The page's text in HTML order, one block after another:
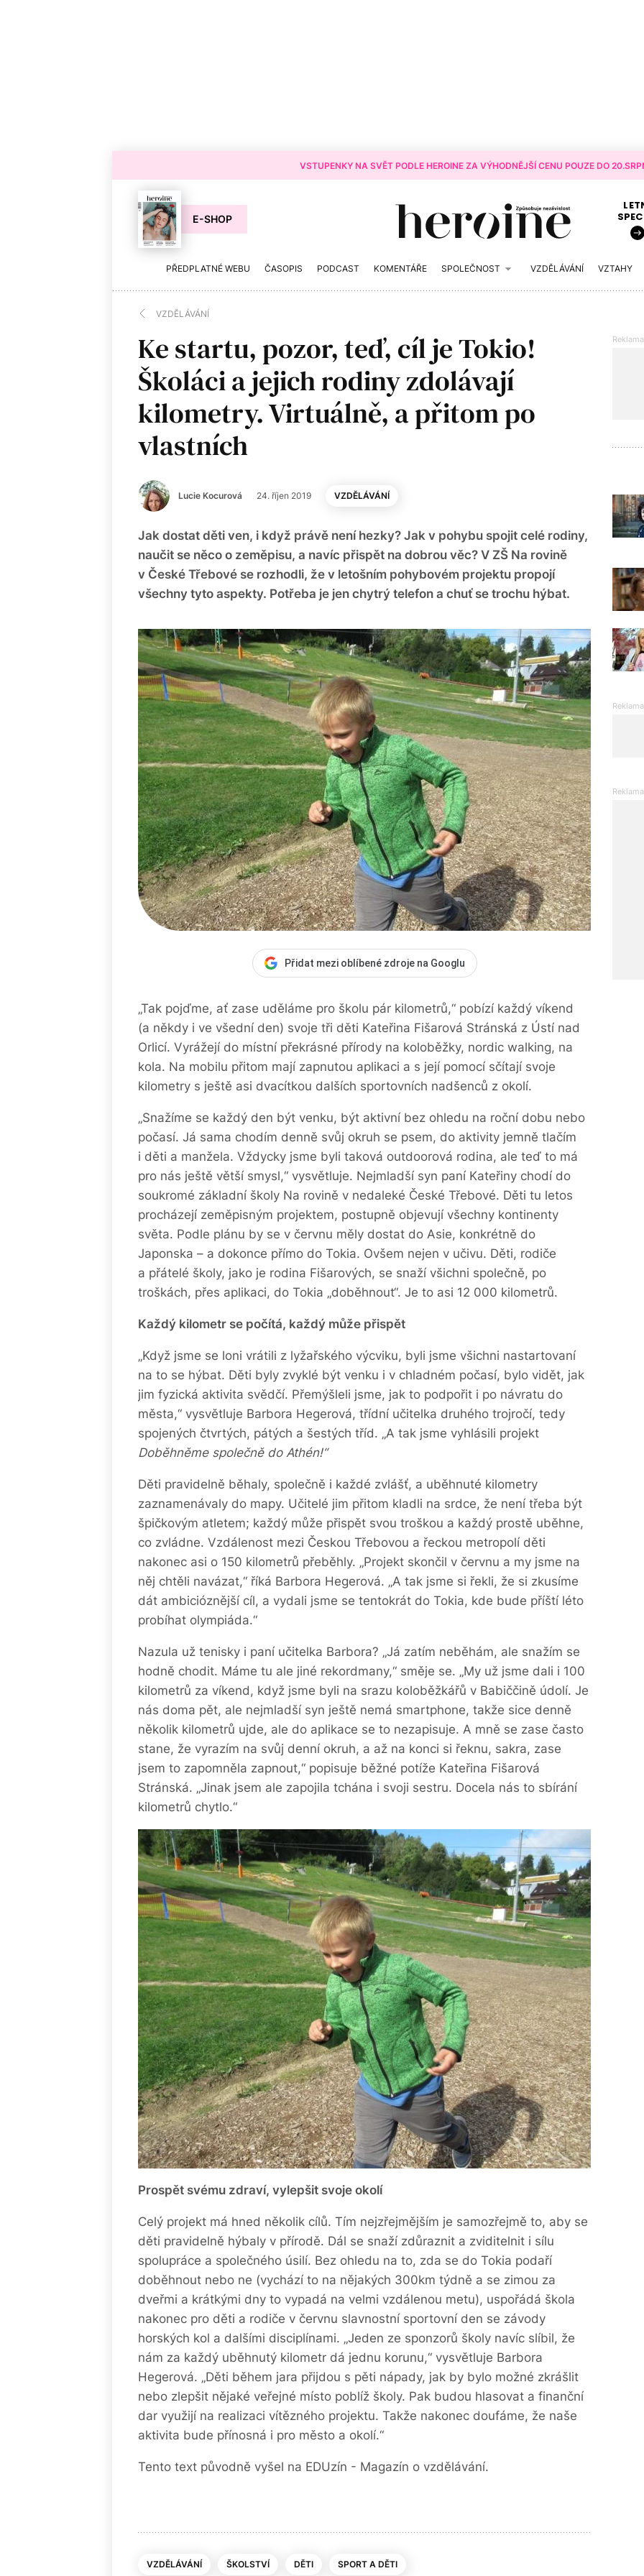
VSTUPENKY NA SVĚT PODLE HEROINE ZA VÝHODNĚJŠÍ CENU POUZE DO
E-SHOP
PŘEDPLATNÉ WEBU ČASOPIS PODCAST KOMENTÁŘE SPOLEČNOST VZDĚLÁVÁNÍ VZTAHY
VZDĚLÁVÁNÍ
Ke startu, pozor, teď, cíl je Tokio!
Školáci a jejich rodiny zdolávají
kilometry. Virtuálně, a přitom po
vlastních
Lucie Kocurová 24. říjen 2019 VZDĚLÁVÁNÍ
Jak dostat děti ven, i když právě není hezky? Jak v pohybu spojit celé rodiny,
naučit se něco o zeměpisu, a navíc přispět na dobrou věc? V ZŠ Na rovině
v České Třebové se rozhodli, že v letošním pohybovém projektu propojí
všechny tyto aspekty. Potřeba je jen chytrý telefon a chuť se trochu hýbat.
Přidat mezi oblíbené zdroje na Googlu
„Tak pojďme, ať zase uděláme pro školu pár kilometrů,“ pobízí každý víkend
(a někdy i ve všední den) svoje tři děti Kateřina Fišarová Stránská z Ústí nad
Orlicí. Vyrážejí do místní překrásné přírody na koloběžky, nordic walking, na
kola. Na mobilu přitom mají zapnutou aplikaci a s její pomocí sčítají svoje
kilometry s ještě asi dvacítkou dalších sportovních nadšenců z okolí.
„Snažíme se každý den být venku, být aktivní bez ohledu na roční dobu nebo
počasí. Já sama chodím denně svůj okruh se psem, do aktivity jemně tlačím
i děti a manžela. Vždycky jsme byli taková outdoorová rodina, ale teď to má
pro nás ještě větší smysl,“ vysvětluje. Nejmladší syn paní Kateřiny chodí do
soukromé základní školy Na rovině v nedaleké České Třebové. Děti tu letos
procházejí zeměpisným projektem, postupně objevují všechny kontinenty
světa. Podle plánu by se v červnu měly dostat do Asie, konkrétně do
Japonska – a dokonce přímo do Tokia. Ovšem nejen v učivu. Děti, rodiče
a přátelé školy, jako je rodina Fišarových, se snaží všichni společně, po
troškách, přes aplikaci, do Tokia „doběhnout“. Je to asi 12 000 kilometrů.
Každý kilometr se počítá, každý může přispět
„Když jsme se loni vrátili z lyžařského výcviku, byli jsme všichni nastartovaní
na to se hýbat. Děti byly zvyklé být venku i v chladném počasí, bylo vidět, jak
jim fyzická aktivita svědčí. Přemýšleli jsme, jak to podpořit i po návratu do
města,“ vysvětluje Barbora Hegerová, třídní učitelka druhého trojročí, tedy
spojených čtvrtých, pátých a šestých tříd. „A tak jsme vyhlásili projekt
Doběhněme společně do Athén!“
Děti pravidelně běhaly, společně i každé zvlášť, a uběhnuté kilometry
zaznamenávaly do mapy. Učitelé jim přitom kladli na srdce, že není třeba být
špičkovým atletem; každý může přispět svou troškou a každý prostě uběhne,
co zvládne. Vzdálenost mezi Českou Třebovou a řeckou metropolí děti
nakonec asi o 150 kilometrů přeběhly. „Projekt skončil v červnu a my jsme na
něj chtěli navázat,“ říká Barbora Hegerová. „A tak jsme si řekli, že si zkusíme
dát ambicióznější cíl, a vydali jsme se tentokrát do Tokia, kde bude příští léto
probíhat olympiáda.“
Nazula už tenisky i paní učitelka Barbora? „Já zatím neběhám, ale snažím se
hodně chodit. Máme tu ale jiné rekordmany,“ směje se. „My už jsme dali i 100
kilometrů za víkend, když jsme byli na srazu koloběžkářů v Babiččině údolí. Je
nás doma pět, ale nejmladší syn ještě nemá smartphone, takže sice denně
několik kilometrů ujde, ale do aplikace se to nezapisuje. A mně se zase často
stane, že vyrazím na svůj denní okruh, a až na konci si řeknu, sakra, zase
jsem to zapomněla zapnout,“ popisuje běžné potíže Kateřina Fišarová
Stránská. „Jinak jsem ale zapojila tchána i svoji sestru. Docela nás to sbírání
kilometrů chytlo.“
Prospět svému zdraví, vylepšit svoje okolí
Celý projekt má hned několik cílů. Tím nejzřejmějším je samozřejmě to, aby se
děti pravidelně hýbaly v přírodě. Dál se snaží zdůraznit a zviditelnit i sílu
spolupráce a společného úsilí. Bez ohledu na to, zda se do Tokia podaří
doběhnout nebo ne (vychází to na nějakých 300km týdně a se zimou za
dveřmi a krátkými dny to vypadá na velmi vzdálenou metu), uspořádá škola
nakonec pro děti a rodiče v červnu slavnostní sportovní den se závody
horských kol a dalšími disciplínami. „Jeden ze sponzorů školy navíc slíbil, že
nám za každý uběhnutý kilometr dá jednu korunu,“ vysvětluje Barbora
Hegerová. „Děti během jara přijdou s pěti nápady, jak by bylo možné zkrášlit
nebo zlepšit nějaké veřejné místo poblíž školy. Pak budou hlasovat a finanční
dar využijí na realizaci vítězného projektu. Takže nakonec doufáme, že naše
aktivita bude přínosná i pro město a okolí.“
Tento text původně vyšel na EDUzín - Magazín o vzdělávání.
VZDĚLÁVÁNÍ ŠKOLSTVÍ DĚTI SPORT A DĚTI